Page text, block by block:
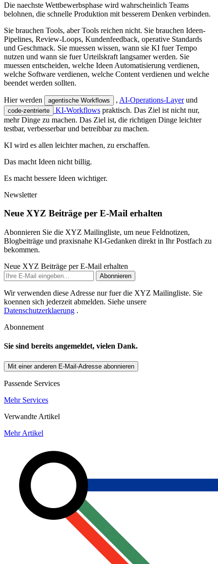
Die naechste Wettbewerbsphase wird wahrscheinlich Teams
belohnen, die schnelle Produktion mit besserem Denken verbinden.
Sie brauchen Tools, aber Tools reichen nicht. Sie brauchen Ideen-
Pipelines, Review-Loops, Kundenfeedback, operative Standards
und Geschmack. Sie muessen wissen, wann sie KI fuer Tempo
nutzen und wann sie fuer Urteilskraft langsamer werden. Sie
muessen entscheiden, welche Ideen Automatisierung verdienen,
welche Software verdienen, welche Content verdienen und welche
beendet werden sollten.
Hier werden agentische Workflows , AI-Operations-Layer und
code-zentrierte KI-Workflows praktisch. Das Ziel ist nicht nur,
mehr Dinge zu machen. Das Ziel ist, die richtigen Dinge leichter
testbar, verbesserbar und betreibbar zu machen.
KI wird es allen leichter machen, zu erschaffen.
Das macht Ideen nicht billig.
Es macht bessere Ideen wichtiger.
Newsletter
Neue XYZ Beiträge per E-Mail erhalten
Abonnieren Sie die XYZ Mailingliste, um neue Feldnotizen,
Blogbeiträge und praxisnahe KI-Gedanken direkt in Ihr Postfach zu
bekommen.
Neue XYZ Beiträge per E-Mail erhalten
Abonnieren
Wir verwenden diese Adresse nur fuer die XYZ Mailingliste. Sie
koennen sich jederzeit abmelden. Siehe unsere
Datenschutzerklaerung .
Abonnement
Sie sind bereits angemeldet, vielen Dank.
Mit einer anderen E-Mail-Adresse abonnieren
Passende Services
Mehr Services
Verwandte Artikel
Mehr Artikel